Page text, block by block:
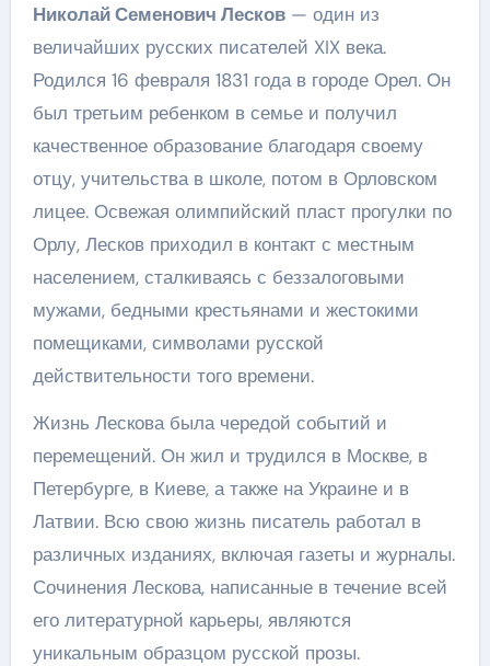
Николай Семенович Лесков— один из
величайших русских писателей XIX века.
Родился 16 февраля 1831 года в городе Орел. Он
был третьим ребенком в семье и получил
качественное образование благодаря своему
отцу, учительства в школе, потом в Орловском
лицее. Освежая олимпийский пласт прогулки по
Орлу, Лесков приходил в контакт с местным
населением, сталкиваясь с беззалоговыми
мужами, бедными крестьянами и жестокими
помещиками, символами русской
действительности того времени.
Жизнь Лескова была чередой событий и
перемещений. Он жил и трудился в Москве, в
Петербурге, в Киеве, а также на Украине и в
Латвии. Всю свою жизнь писатель работал в
различных изданиях, включая газеты и журналы.
Сочинения Лескова, написанные в течение всей
его литературной карьеры, являются
уникальным образцом русской прозы.